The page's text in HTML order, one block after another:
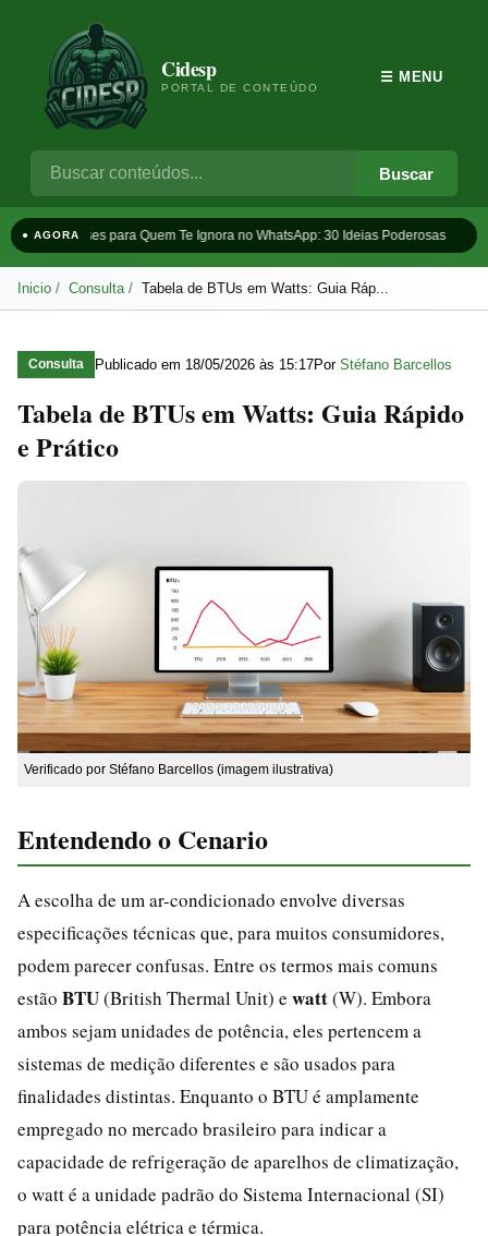
Cidesp
PORTAL DE CONTEÚDO
Buscar
☰ MENU
● AGORAFrases para Quem Te Ignora no WhatsApp: 30 Ideias Poderosas
Inicio Consulta Tabela de BTUs em Watts: Guia Ráp...
Consulta Publicado em 18/05/2026 às 15:17Por Stéfano Barcellos
Tabela de BTUs em Watts: Guia Rápido
e Prático
Verificado por Stéfano Barcellos (imagem ilustrativa)
Entendendo o Cenario
A escolha de um ar-condicionado envolve diversas
especificações técnicas que, para muitos consumidores,
podem parecer confusas. Entre os termos mais comuns
estão BTU(British Thermal Unit) e watt(W). Embora
ambos sejam unidades de potência, eles pertencem a
sistemas de medição diferentes e são usados para
finalidades distintas. Enquanto o BTU é amplamente
empregado no mercado brasileiro para indicar a
capacidade de refrigeração de aparelhos de climatização,
o watt é a unidade padrão do Sistema Internacional (SI)
para potência elétrica e térmica.